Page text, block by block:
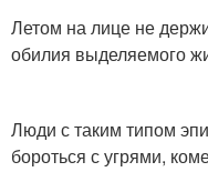
Летом на лице не
обилия выделяемого
Люди с таким типом
бороться с угрями,